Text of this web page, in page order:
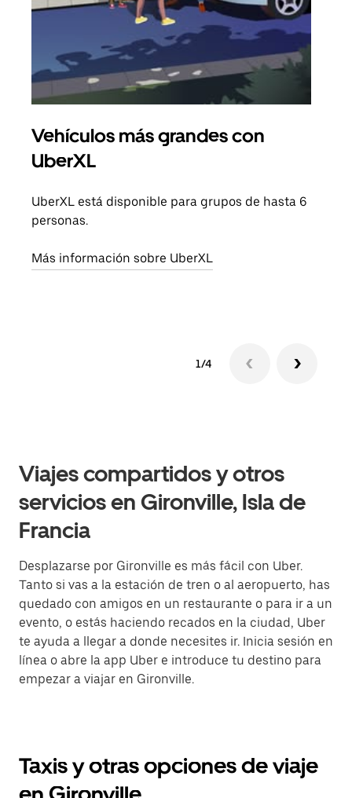
Vehículos más grandes con
UberXL
UberXL está disponible para grupos de hasta 6
personas.
Más información sobre UberXL
1/4
Viajes compartidos y otros
servicios en Gironville, Isla de
Francia
Desplazarse por Gironville es más fácil con Uber.
Tanto si vas a la estación de tren o al aeropuerto, has
quedado con amigos en un restaurante o para ir a un
evento, o estás haciendo recados en la ciudad, Uber
te ayuda a llegar a donde necesites ir. Inicia sesión en
línea o abre la app Uber e introduce tu destino para
empezar a viajar en Gironville.
Taxis y otras opciones de viaje